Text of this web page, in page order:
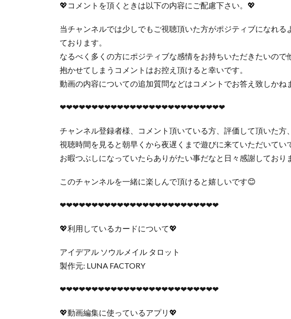
💖コメントを頂くときは以下の内容にご配慮下さい。💖
当チャンネルでは少しでもご視聴頂いた方がポジティブになれる
ております。
なるべく多くの方にポジティブな感情をお持ちいただきたいの
抱かせてしまうコメントはお控え頂けると幸いです。
動画の内容についての追加質問などはコメントでお答え致しかね
❤︎❤︎❤︎❤︎❤︎❤︎❤︎❤︎❤︎❤︎❤︎❤︎❤︎❤︎❤︎❤︎❤︎❤︎❤︎❤︎❤︎❤︎❤︎❤︎❤︎❤︎
チャンネル登録者様、コメント頂いている方、評価して頂いた方
視聴時間を見ると朝早くから夜遅くまで遊びに来ていただいてい
お暇つぶしになっていたらありがたい事だなと日々感謝しており
このチャンネルを一緒に楽しんで頂けると嬉しいです😊
❤︎❤︎❤︎❤︎❤︎❤︎❤︎❤︎❤︎❤︎❤︎❤︎❤︎❤︎❤︎❤︎❤︎❤︎❤︎❤︎❤︎❤︎❤︎❤︎❤︎
💖利用しているカードについて💖
アイデアル ソウルメイル タロット
製作元: LUNA FACTORY
❤︎❤︎❤︎❤︎❤︎❤︎❤︎❤︎❤︎❤︎❤︎❤︎❤︎❤︎❤︎❤︎❤︎❤︎❤︎❤︎❤︎❤︎❤︎❤︎❤︎
💖動画編集に使っているアプリ💖